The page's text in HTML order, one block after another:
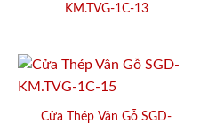
KM.TVG-1C-13
Cửa Thép Vân Gỗ SGD-